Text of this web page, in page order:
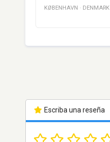
KØBENHAVN · DENMARK
Escriba una reseña